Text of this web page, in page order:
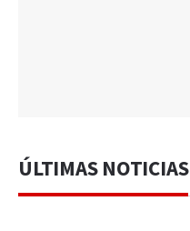
ÚLTIMAS NOTICIAS